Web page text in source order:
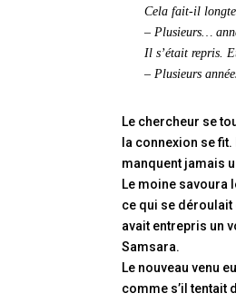
Cela fait-il
– Plusieurs…
Il s’était repris.
– Plusieurs
Le chercheur se
la connexion se
manquent jamais
Le moine savoura
ce qui se déroulait
avait entrepris un
Samsara.
Le nouveau venu
comme s’il tentait